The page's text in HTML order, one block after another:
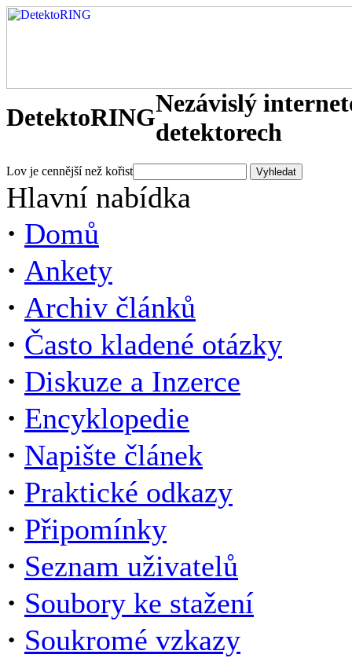
DetektoRINGNezávislý
detektorech
Lov je cennější než kořist
Hlavní nabídka
· Domů
· Ankety
· Archiv článků
· Často kladené otázky
· Diskuze a Inzerce
· Encyklopedie
· Napište článek
· Praktické odkazy
· Připomínky
· Seznam uživatelů
· Soubory ke stažení
· Soukromé vzkazy